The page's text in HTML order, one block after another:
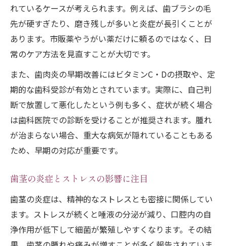
れているケースが考えられます。例えば、歯ブラシの毛
先が硬すぎたり、磨き残しが多いと炎症が長引くことが
あります。市販薬やうがい薬だけに頼るのではなく、日
常のケア方法を見直すことが大切です。
また、歯肉炎の早期改善にはビタミンC・Dの摂取や、定
期的な歯科受診が有効とされています。実際に、自己判
断で放置して悪化したという例も多く、症状が続く場合
は歯科医院での診断を受けることが推奨されます。腫れ
が治まらない場合、重大な病気が隠れていることもある
ため、早期の対応が重要です。
歯茎の炎症とストレスの影響に注目
歯茎の炎症は、精神的なストレスとも密接に関係してい
ます。ストレスが続くと唾液の分泌が減り、口腔内の自
浄作用が低下して細菌が繁殖しやすくなります。その結